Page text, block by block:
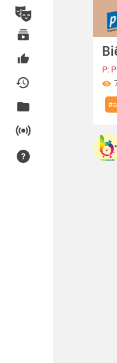
0%P: